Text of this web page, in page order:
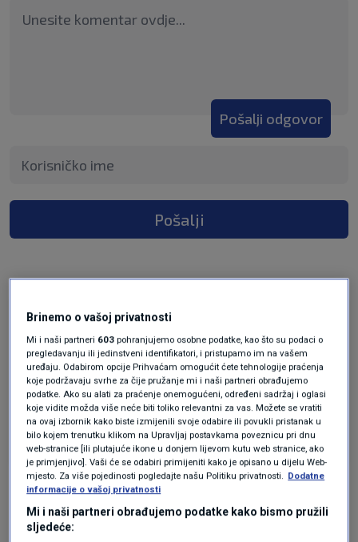
Pošalji odgovor
Pošalji
Jura
Dres Njemačke iz 1190 godine ?.ovčle
krzno,kratkih rukava,i gaće od krzna šarenog
dabra.
Odgovor
Brinemo o vašoj privatnosti
Mi i naši partneri 603 pohranjujemo osobne podatke, kao što su podaci o
pregledavanju ili jedinstveni identifikatori, i pristupamo im na vašem
uređaju. Odabirom opcije Prihvaćam omogućit ćete tehnologije praćenja
koje podržavaju svrhe za čije pružanje mi i naši partneri obrađujemo
podatke. Ako su alati za praćenje onemogućeni, određeni sadržaj i oglasi
koje vidite možda više neće biti toliko relevantni za vas. Možete se vratiti
na ovaj izbornik kako biste izmijenili svoje odabire ili povukli pristanak u
bilo kojem trenutku klikom na Upravljaj postavkama poveznicu pri dnu
web-stranice [ili plutajuće ikone u donjem lijevom kutu web stranice, ako
je primjenjivo]. Vaši će se odabiri primijeniti kako je opisano u dijelu Web-
mjesto. Za više pojedinosti pogledajte našu Politiku privatnosti. Dodatne
informacije o vašoj privatnosti
Mi i naši partneri obrađujemo podatke kako bismo pružili
sljedeće: